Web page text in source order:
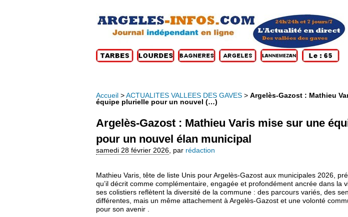
Accueil > ACTUALITES VALLEES DES GAVES > Argelès‑Gazost : Mathieu
équipe plurielle pour un nouvel (…)
Argelès‑Gazost : Mathieu Varis mise sur une
pour un nouvel élan municipal
samedi 28 février 2026 par rédaction
Mathieu Varis, tête de liste Unis pour Argelès‑Gazost aux municipales 2026,
qu’il décrit comme complémentaire, engagée et profondément ancrée dans la
ses colistiers reflètent la diversité de la commune : des parcours variés, des
différentes, mais un même attachement à Argelès‑Gazost et une volonté
pour son avenir .